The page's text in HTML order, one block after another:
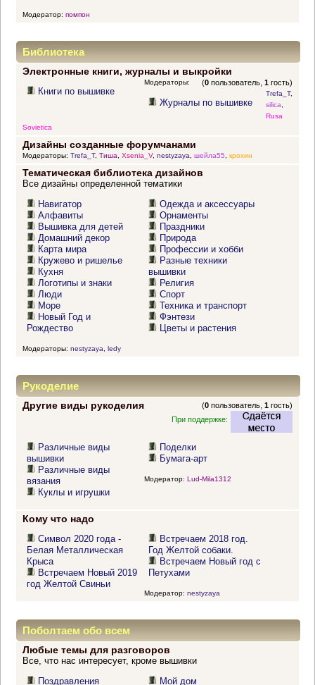
Модератор: помпон
Библиотека
Электронные книги, журналы и выкройки
(0 пользователь,1 гость)
Книги по вышивке
Журналы по вышивке
Модераторы:
Trefa_T,
silica,
Rusa
Sovietica
Дизайны созданные форумчанами
Модераторы: Trefa_T, Тиша, Xsenia_V, nestyzaya, шейла55, крохин
Тематическая библиотека дизайнов
Все дизайны определенной тематики
Навигатор
Алфавиты
Вышивка для детей
Домашний декор
Карта мира
Кружево и ришелье
Кухня
Логотипы и знаки
Люди
Море
Новый Год и
Рождество
Одежда и аксессуары
Орнаменты
Праздники
Природа
Профессии и хобби
Разные техники
вышивки
Религия
Спорт
Техника и транспорт
Фэнтези
Цветы и растения
Модераторы: nestyzaya ledy
Рукоделие
Другие виды рукоделия (0 пользователь,1 гость)
При поддержке:
Различные виды
вышивки
Различные виды
вязания
Куклы и игрушки
Поделки
Бумага-арт
Модератор: Lud-Mila1312
Кому что надо
Символ 2020 года -
Белая Металлическая
Крыса
Встречаем Новый 2019
год Желтой Свиньи
Встречаем 2018 год.
Год Желтой собаки.
Встречаем Новый год с
Петухами
Модератор: nestyzaya
Поболтаем обо всем
Любые темы для разговоров
Все, что нас интересует, кроме вышивки
Поздравления
Мой дом